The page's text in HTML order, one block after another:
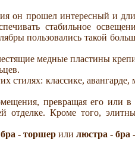
он прошел интересный и
стабильное
пользовались такой
медные пластины
классике, авангарде,
превращая его или
Кроме того,
- торшер или люстра - бра